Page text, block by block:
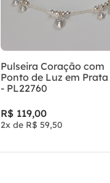
Pulseira Coração com
Ponto de Luz em Prata
- PL22760
R$ 119,00
2x de R$ 59,50